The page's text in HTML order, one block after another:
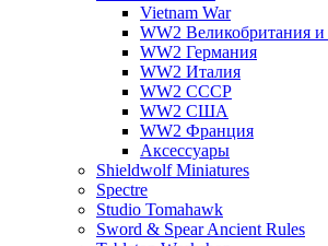
Vietnam War
WW2 Великобритания
WW2 Германия
WW2 Италия
WW2 СССР
WW2 США
WW2 Франция
Аксессуары
Shieldwolf Miniatures
Spectre
Studio Tomahawk
Sword & Spear Ancient Rules